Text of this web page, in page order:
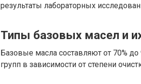
результаты лабораторных
Типы базовых масел и
Базовые масла составляют от 70%
групп в зависимости от степени